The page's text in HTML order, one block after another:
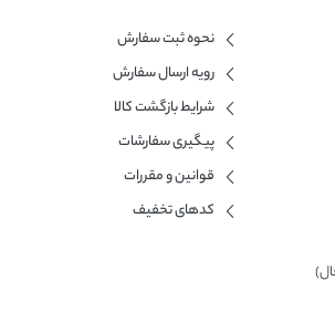
نحوه ثبت سفارش
رویه ارسال سفارش
شرایط بازگشت کالا
پیگیری سفارشات
قوانین و مقررات
کدهای تخفیف